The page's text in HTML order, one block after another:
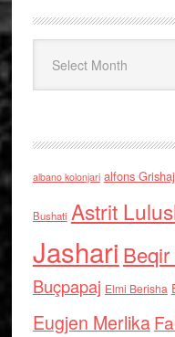
albano kolonjari alfons Grishaj
Bushati Astrit
Jashari
Buçpapaj Elmi Berisha
Eugjen Merlika